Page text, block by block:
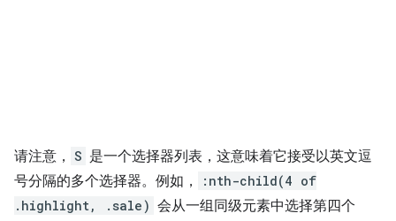
请注意， S 是一个选择器列表，这意味着它接受以英文逗
号分隔的多个选择器。例如，
:nth-child(4 of
.highlight, .sale) 会从一组同级元素中选择第四个